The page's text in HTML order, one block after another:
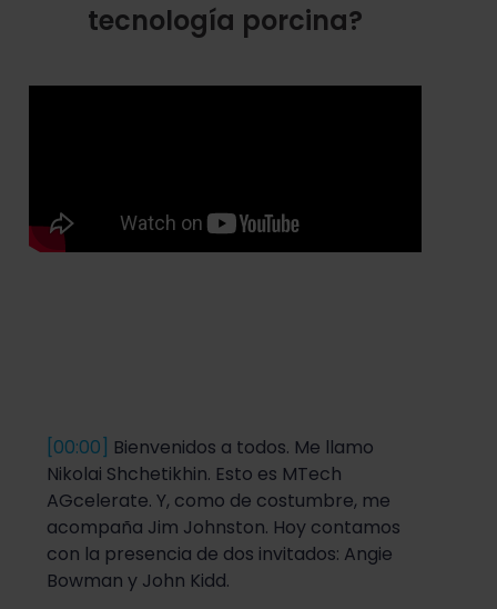
tecnología porcina?
[00:00]
Bienvenidos a todos. Me llamo
Nikolai Shchetikhin. Esto es MTech
AGcelerate. Y, como de costumbre, me
acompaña Jim Johnston. Hoy contamos
con la presencia de dos invitados: Angie
Bowman y John Kidd.